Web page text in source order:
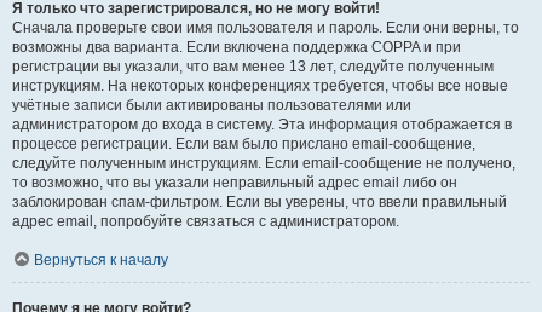
Я только что зарегистрировался, но не могу войти!
Сначала проверьте свои имя пользователя и пароль. Если они верны, то
возможны два варианта. Если включена поддержка COPPA и при
регистрации вы указали, что вам менее 13 лет, следуйте полученным
инструкциям. На некоторых конференциях требуется, чтобы все новые
учётные записи были активированы пользователями или
администратором до входа в систему. Эта информация отображается в
процессе регистрации. Если вам было прислано email-сообщение,
следуйте полученным инструкциям. Если email-сообщение не получено,
то возможно, что вы указали неправильный адрес email либо он
заблокирован спам-фильтром. Если вы уверены, что ввели правильный
адрес email, попробуйте связаться с администратором.
Вернуться к началу
Почему я не могу войти?